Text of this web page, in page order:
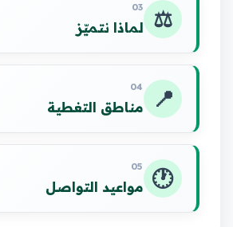
⚖️
03
لماذا نتميّز
📍
04
مناطق التغطية
🕐
05
مواعيد التواصل